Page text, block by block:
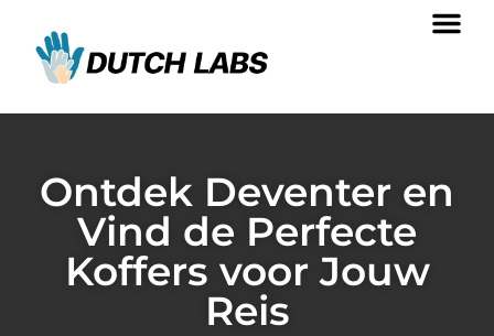
Ontdek Deventer en
Vind de Perfecte
Koffers voor Jouw
Reis